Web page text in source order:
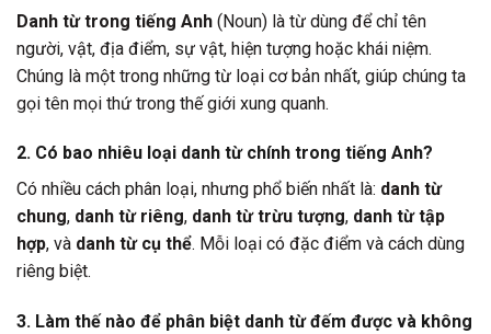
Danh từ trong tiếng Anh (Noun) là từ dùng để chỉ tên
người, vật, địa điểm, sự vật, hiện tượng hoặc khái niệm.
Chúng là một trong những từ loại cơ bản nhất, giúp chúng ta
gọi tên mọi thứ trong thế giới xung quanh.
2. Có bao nhiêu loại danh từ chính trong tiếng Anh?
Có nhiều cách phân loại, nhưng phổ biến nhất là: danh từ
chung, danh từ riêng, danh từ trừu tượng, danh từ tập
hợp, và danh từ cụ thể. Mỗi loại có đặc điểm và cách dùng
riêng biệt.
3. Làm thế nào để phân biệt danh từ đếm được và không